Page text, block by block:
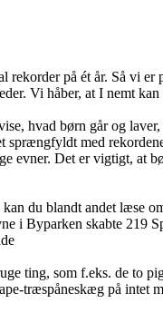
på ét år. Så vi
Vi håber, at I nemt
hvad børn går og
med
evner. Det er vigtigt, at
du blandt andet læse
i Byparken skabte 219
ting, som f.eks. de to
træspåneskæg på intet